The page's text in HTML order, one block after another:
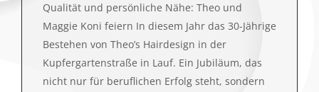
Qualität und persönliche Nähe: Theo und
Maggie Koni feiern In diesem Jahr das 30-Jährige
Bestehen von Theo’s Hairdesign in der
Kupfergartenstraße in Lauf. Ein Jubiläum, das
nicht nur für beruflichen Erfolg steht, sondern